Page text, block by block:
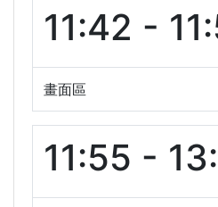
11:42 -
畫面區
11:55 -